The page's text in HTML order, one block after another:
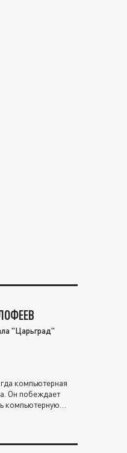
"Царьград"
компьютерная
Он побеждает
компьютерную